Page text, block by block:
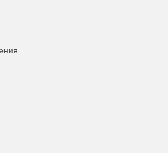
работ»
выполнения по всей смете
закрытия по каждой